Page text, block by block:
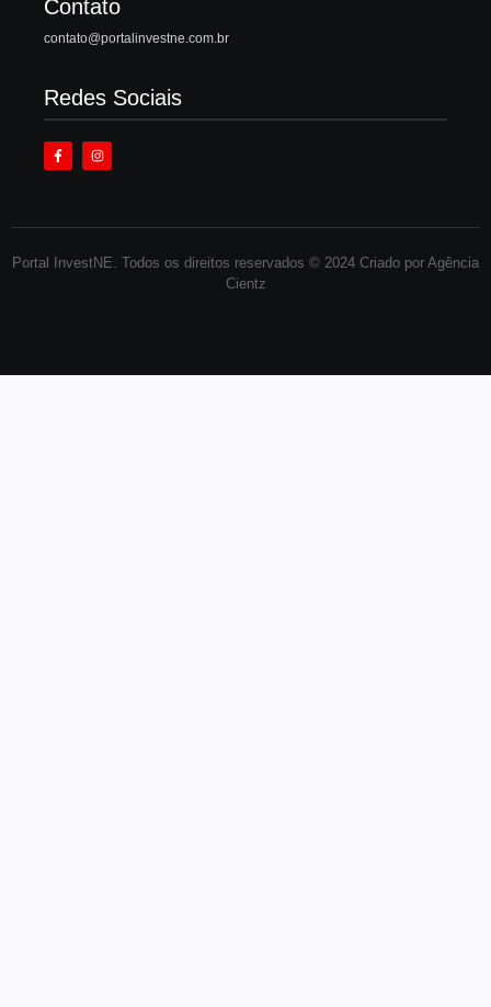
Contato
contato@portalinvestne.com.br
Redes Sociais
Portal InvestNE. Todos os direitos reservados © 2024 Criado por Agência
Cientz